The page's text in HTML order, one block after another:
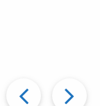
過